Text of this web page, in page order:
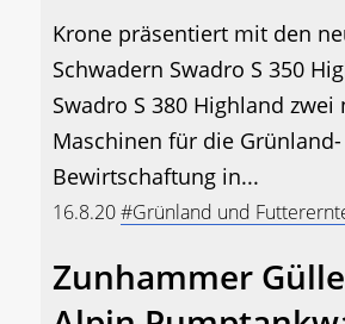
Krone präsentiert mit den
Schwadern Swadro S 350
Swadro S 380 Highland zwei
Maschinen für die Grünland-
Bewirtschaftung in...
16.8.20#Grünland und
Zunhammer